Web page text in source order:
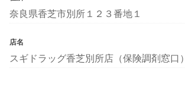
奈良県香芝市別所１２３番地１
店名
スギドラッグ香芝別所店（保険調剤窓口）